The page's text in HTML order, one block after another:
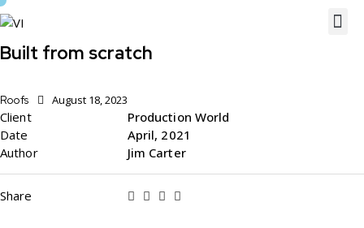
Built from scratch
Roofs August 18, 2023
Client
Production World
Date
April, 2021
Author
Jim Carter
Share